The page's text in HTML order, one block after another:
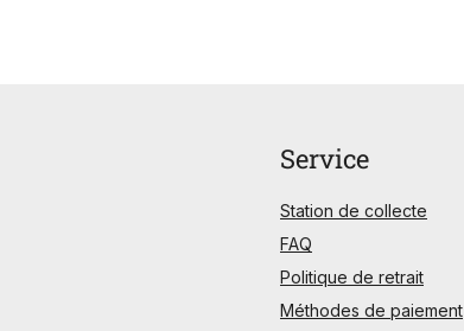
Service
Station de collecte
FAQ
Politique de retrait
Méthodes de paiement